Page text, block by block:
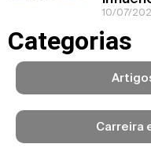
10/07/
Categorias
Carreira